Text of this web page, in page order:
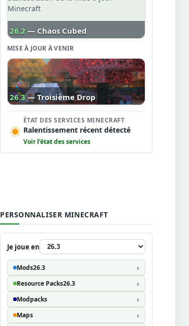
26.2 — Chaos Cubed
MISE À JOUR À VENIR
26.3 — Troisième Drop
ÉTAT DES SERVICES MINECRAFT
Ralentissement récent détecté
Voir l’état des services
PERSONNALISER MINECRAFT
Je joue en
Mods26.3
Resource Packs26.3
Modpacks
Maps